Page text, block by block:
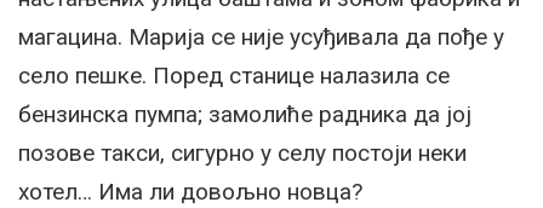
магацина. Марија се није усуђивала да пође у
село пешке. Поред станице налазила се
бензинска пумпа; замолиће радника да јој
позове такси, сигурно у селу постоји неки
хотел… Има ли довољно новца?